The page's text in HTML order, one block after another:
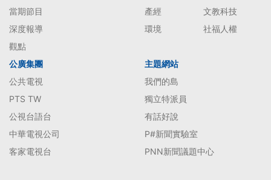
當期節目
深度報導
觀點
產經
文教科技
環境
社福人權
公廣集團
公共電視
PTS TW
公視台語台
中華電視公司
客家電視台
主題網站
我們的島
獨立特派員
有話好說
P#新聞實驗室
PNN新聞議題中心